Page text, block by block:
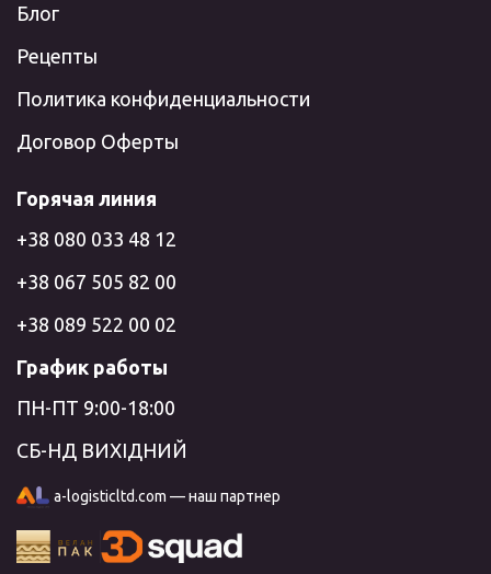
Блог
Рецепты
Политика конфиденциальности
Договор Оферты
Горячая линия
+38 080 033 48 12
+38 067 505 82 00
+38 089 522 00 02
График работы
ПН-ПТ 9:00-18:00
СБ-НД ВИХІДНИЙ
a-logisticltd.com — наш партнер